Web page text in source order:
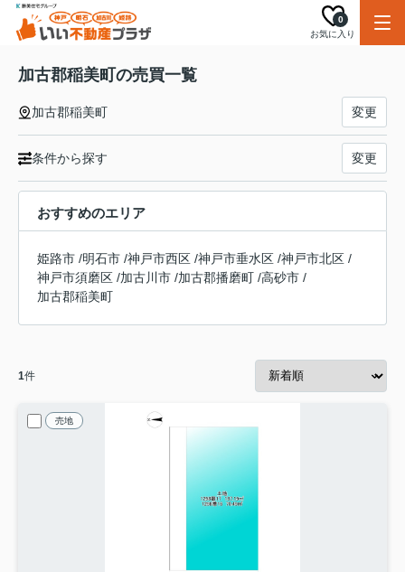
お気に入り
0
加古郡稲美町の売買一覧
加古郡稲美町 変更
条件から探す 変更
おすすめのエリア
姫路市 /明石市 /神戸市西区 /神戸市垂水区 /神戸市北区 /
神戸市須磨区 /加古川市 /加古郡播磨町 /高砂市 /
加古郡稲美町
1件
売地